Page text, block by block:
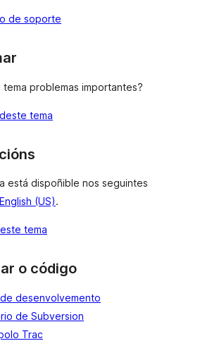
de soporte
tema problemas importantes?
tema
está dispoñible nos seguintes
English (US).
tema
o código
desenvolvemento
de Subversion
Trac